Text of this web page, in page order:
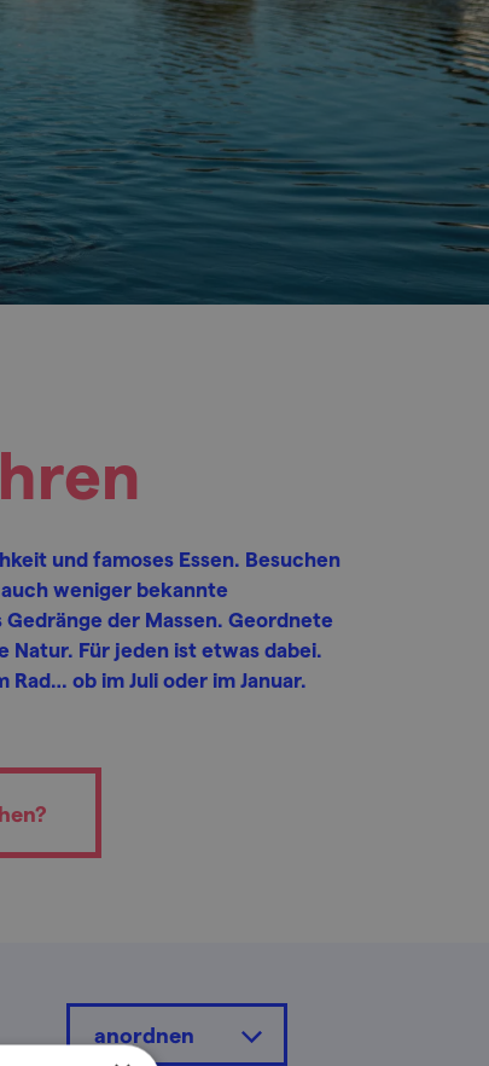
und famoses Essen. Besuchen
weniger bekannte
der Massen. Geordnete
Natur. Für jeden ist etwas dabei.
ob im Juli oder im Januar.
anordnen